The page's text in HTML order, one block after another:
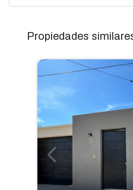
Propiedades